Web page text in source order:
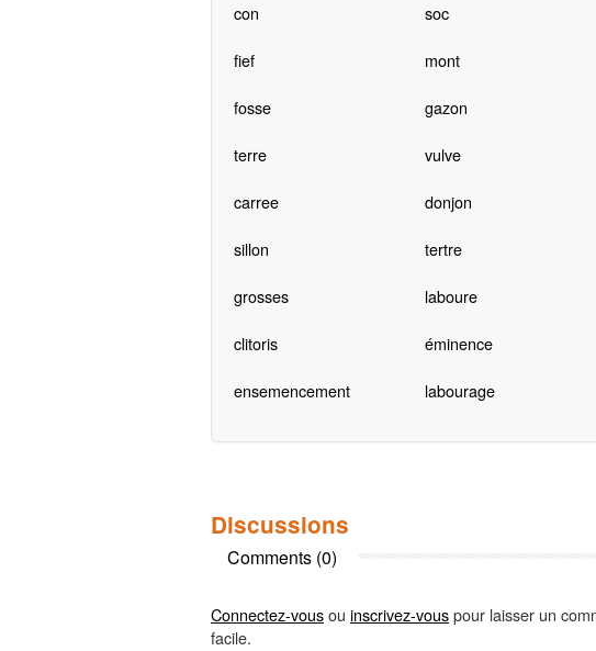
con soc
fief mont
fosse gazon
terre vulve
carree donjon
sillon tertre
grosses laboure
clitoris éminence
ensemencement labourage
Discussions
Comments (0)
Connectez-vousou inscrivez-vouspour laisser un
facile.